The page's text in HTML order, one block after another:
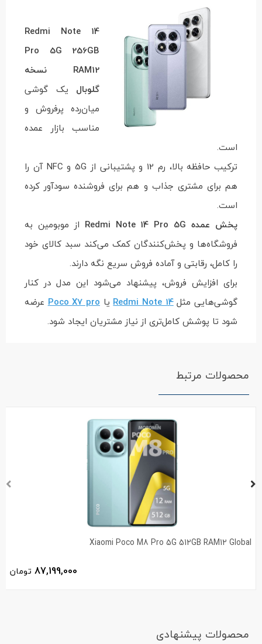
Redmi Note 14
Pro 5G 256GB
RAM12 نسخه
گلوبال یک گوشی
میان‌رده پرفروش و
مناسب بازار عمده
است.
ترکیب حافظه بالا، رم 12 و پشتیبانی از 5G و NFC آن را
هم برای مشتری جذاب و هم برای فروشنده سودآور کرده
است.
پخش عمده Redmi Note 14 Pro 5G
از موبومین به
فروشگاه‌ها و پخش‌کنندگان کمک می‌کند سبد کالای خود
را کامل، رقابتی و آماده فروش سریع نگه دارند.
برای افزایش فروش، پیشنهاد می‌شود این مدل در کنار
گوشی‌هایی مثلRedmi Note 14یا Poco X7 proعرضه
شود تا پوشش کامل‌تری از نیاز مشتریان ایجاد شود.
محصولات مرتبط
Xiaomi Poco M8 Pro 5G 512GB RAM12 Global
87,199,000 تومان
محصولات پیشنهادی